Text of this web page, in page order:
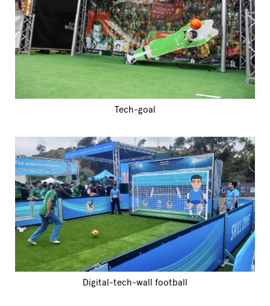
Tech-goal
Digital-tech-wall football